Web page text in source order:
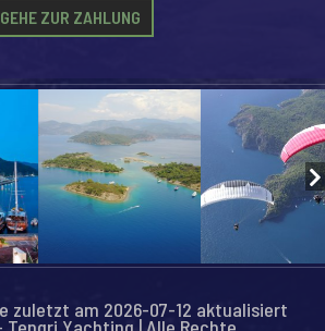
GEHE ZUR ZAHLUNG
zuletzt am 2026-07-12 aktualisiert
Yachting | Alle Rechte